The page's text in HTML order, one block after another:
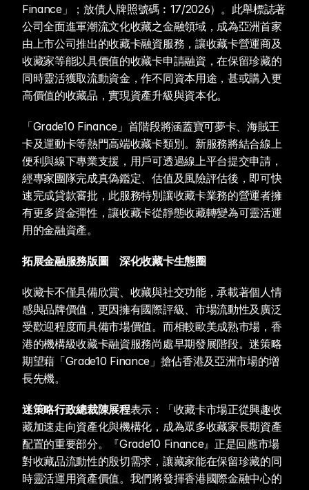
Finance」；放債人牌照號碼︰17/2026）。此舉標誌著
公司全面進軍潮流文化收藏之金融領域，成為亞洲首家
由上市公司推出的收藏卡融資服務，讓收藏卡營運商及
收藏家等能以具價值的收藏卡申請融資，在保留珍藏的
同時靈活獲取流動資金，作不同資本用途，甚或購入更
高價值的收藏品，實現資產升級與資本化。
「Grade10 Finance」首階段將涵蓋寶可夢卡、海賊王
卡及運動卡等熱門高端收藏卡類別。新服務將結合線上
便利與線下專業支援，用戶可透過線上平台提交申請，
經專家團隊完成真偽鑑定、估值及風險評估後，即可快
速完成貸款審批，此服務特別讓收藏卡業務的營運者擁
有更多資金彈性，讓收藏卡從靜態收藏轉變為可靈活運
用的金融資產。
拓展金融服務版圖　深化收藏卡生態圈
收藏卡不僅具備欣賞、收藏與社交功能，承載著個人情
感與品牌價值，更因擁有國際評級、市場流動性及廣泛
受歡迎程度而具備市場價值。而相較歐美成熟市場，香
港的機構級收藏卡融資服務尚處早期發展階段。迷策略
期望藉「Grade10 Finance」搶佔香港及亞洲市場的增
長先機。
迷策略行政總裁陳展程表示：「收藏卡市場正從興趣收
藏加速走向資產化與機構化，成為眾多收藏家長期資產
配置的重要部分。『Grade10 Finance』正是回應市場
對收藏品流動性的殷切需求，讓藏家能在保留珍藏的同
時靈活運用資產價值。我們將發揮香港國際金融中心的